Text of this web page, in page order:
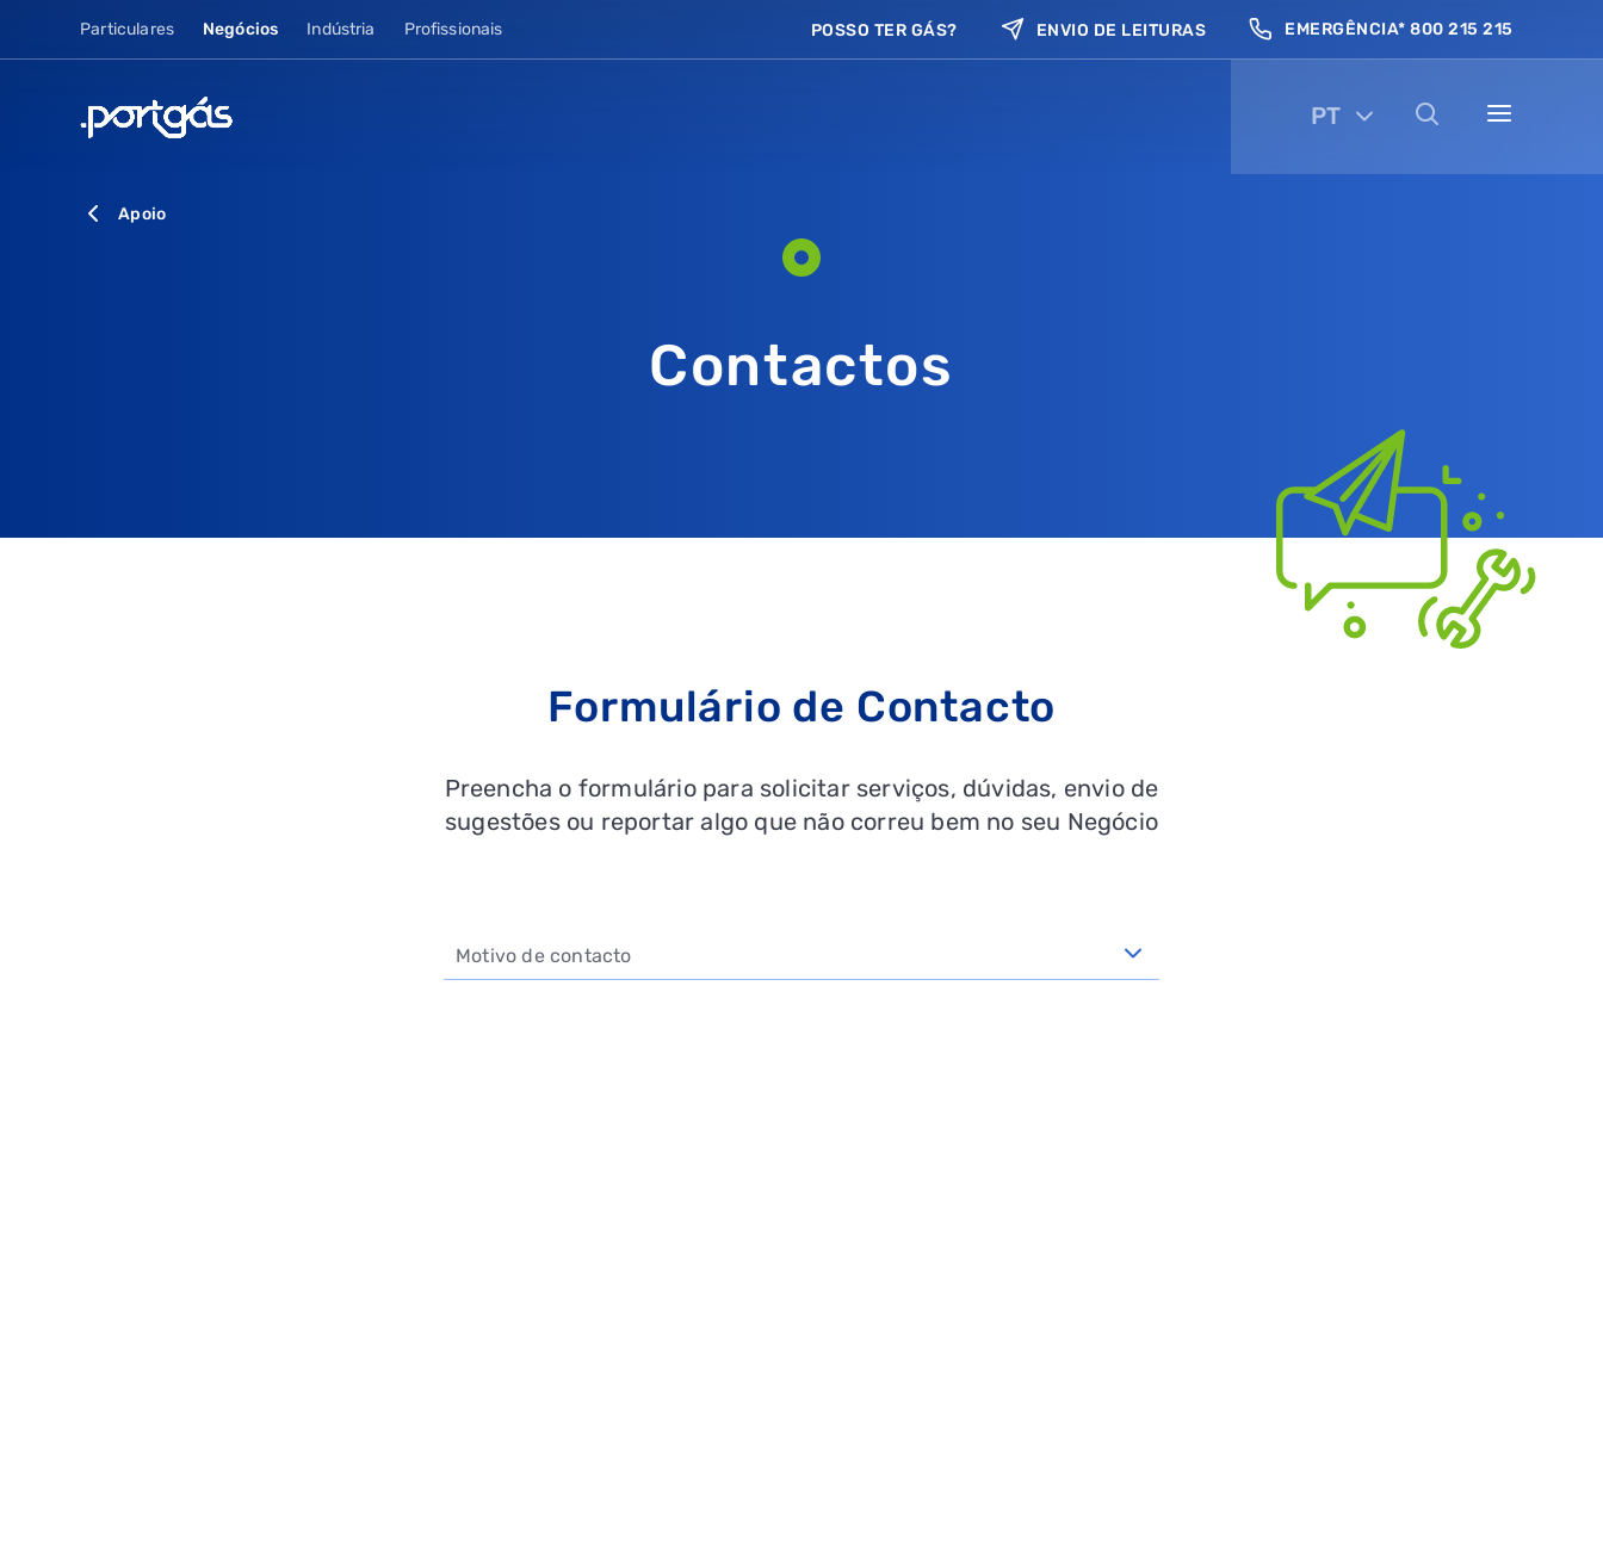
Particulares Negócios Indústria Profissionais POSSO TER GÁS? ENVIO DE LEITURAS EMERGÊNCIA* 800 215 215
PT
Apoio
Contactos
Formulário de Contacto
Preencha o formulário para solicitar serviços, dúvidas, envio de
sugestões ou reportar algo que não correu bem no seu Negócio
Motivo de contacto